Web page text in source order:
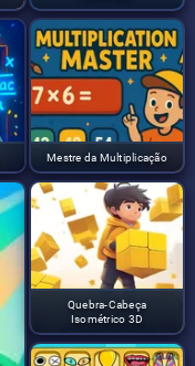
Mestre da Multiplicação
Quebra-Cabeça
Isométrico 3D